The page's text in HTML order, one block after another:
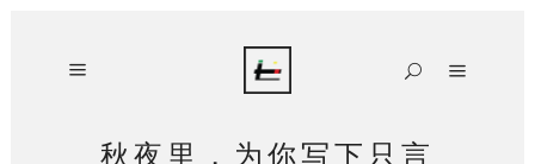
秋夜里，为你写下只言